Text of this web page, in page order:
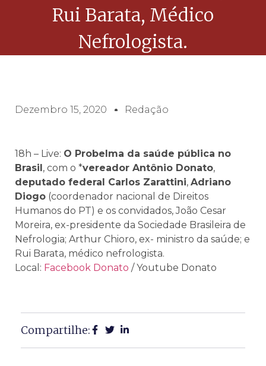
Rui Barata, Médico
Nefrologista.
Dezembro 15, 2020 Redação
18h – Live: O Probelma da saúde pública no
Brasil, com o *vereador Antônio Donato,
deputado federal Carlos Zarattini, Adriano
Diogo (coordenador nacional de Direitos
Humanos do PT) e os convidados, João Cesar
Moreira, ex-presidente da Sociedade Brasileira de
Nefrologia; Arthur Chioro, ex- ministro da saúde; e
Rui Barata, médico nefrologista.
Local: Facebook Donato / Youtube Donato
Compartilhe: